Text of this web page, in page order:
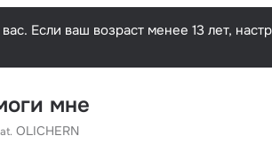
Если ваш возраст менее 13 лет,
мне
OLICHERN